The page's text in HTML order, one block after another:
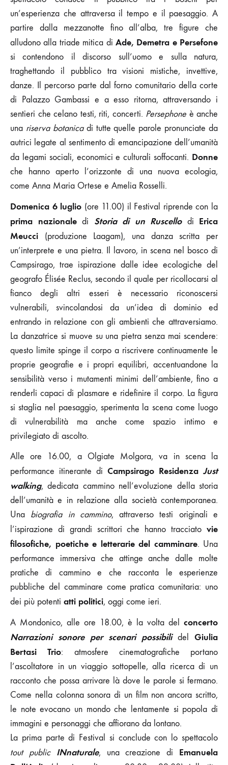
un’esperienza che attraversa il tempo e il paesaggio. A
partire dalla mezzanotte fino all’alba, tre figure che
alludono alla triade mitica di Ade, Demetra e Persefone
si contendono il discorso sull’uomo e sulla natura,
traghettando il pubblico tra visioni mistiche, invettive,
danze. Il percorso parte dal forno comunitario della corte
di Palazzo Gambassi e a esso ritorna, attraversando i
sentieri che celano testi, riti, concerti. Persephone è anche
una riserva botanicadi tutte quelle parole pronunciate da
autrici legate al sentimento di emancipazione dell’umanità
da legami sociali, economici e culturali soffocanti. Donne
che hanno aperto l’orizzonte di una nuova ecologia,
come Anna Maria Ortese e Amelia Rosselli.
Domenica 6 luglio (ore 11.00) il Festival riprende con la
prima nazionaledi Storia di un Ruscello di Erica
Meucci (produzione Laagam), una danza scritta per
un’interprete e una pietra. Il lavoro, in scena nel bosco di
Campsirago, trae ispirazione dalle idee ecologiche del
geografo Élisée Reclus, secondo il quale per ricollocarsi al
fianco degli altri esseri è necessario riconoscersi
vulnerabili, svincolandosi da un’idea di dominio ed
entrando in relazione con gli ambienti che attraversiamo.
La danzatrice si muove su una pietra senza mai scendere:
questo limite spinge il corpo a riscrivere continuamente le
proprie geografie e i propri equilibri, accentuandone la
sensibilità verso i mutamenti minimi dell’ambiente, fino a
renderli capaci di plasmare e ridefinire il corpo. La figura
si staglia nel paesaggio, sperimenta la scena come luogo
di vulnerabilità ma anche come spazio intimo e
privilegiato di ascolto.
Alle ore 16.00, a Olgiate Molgora, va in scena la
performance itinerante di Campsirago Residenza Just
walking, dedicata cammino nell’evoluzione della storia
dell’umanità e in relazione alla società contemporanea.
Una biografia in cammino, attraverso testi originali e
l’ispirazione di grandi scrittori che hanno tracciato vie
filosofiche, poetiche e letterarie del camminare. Una
performance immersiva che attinge anche dalle molte
pratiche di cammino e che racconta le esperienze
pubbliche del camminare come pratica comunitaria: uno
dei più potenti atti politici, oggi come ieri.
A Mondonico, alle ore 18.00, è la volta del concerto
Narrazioni sonore per scenari possibilidel Giulia
Bertasi Trio: atmosfere cinematografiche portano
l’ascoltatore in un viaggio sottopelle, alla ricerca di un
racconto che possa arrivare là dove le parole si fermano.
Come nella colonna sonora di un film non ancora scritto,
le note evocano un mondo che lentamente si popola di
immagini e personaggi che affiorano da lontano.
La prima parte di Festival si conclude con lo spettacolo
tout public
INnaturale, una creazione di Emanuela